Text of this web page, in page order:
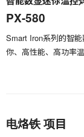
PX-580
Smart Iron系列的智
你、高性能、高功率温
电烙铁 项目